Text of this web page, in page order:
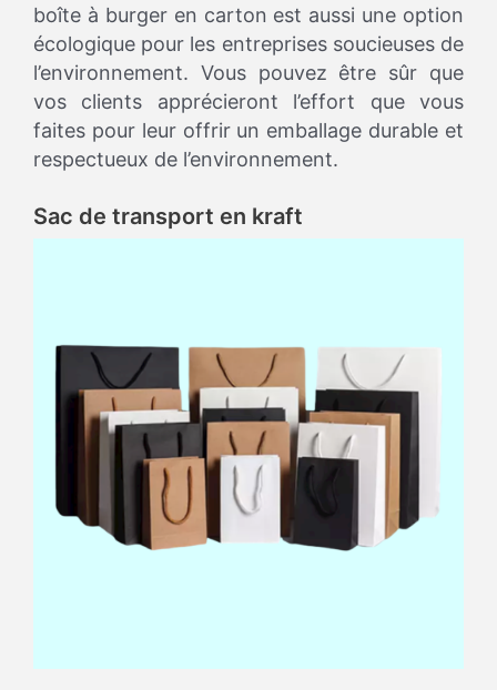
boîte à burger en carton est aussi une option
écologique pour les entreprises soucieuses de
l’environnement. Vous pouvez être sûr que
vos clients apprécieront l’effort que vous
faites pour leur offrir un emballage durable et
respectueux de l’environnement.
Sac de transport en kraft